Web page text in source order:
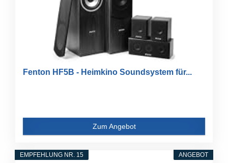
Fenton HF5B - Heimkino Soundsystem für...
Zum Angebot
ANGEBOT
EMPFEHLUNG NR. 15